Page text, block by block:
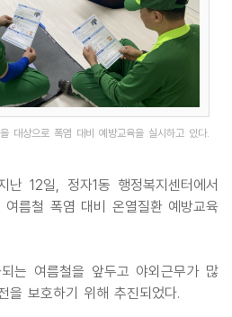
대상으로 폭염 대비 예방교육을 실시하고 있다.
난 12일, 정자1동 행정복지센터에서
름철 폭염 대비 온열질환 예방교육
는 여름철을 앞두고 야외근무가 많
을 보호하기 위해 추진되었다.